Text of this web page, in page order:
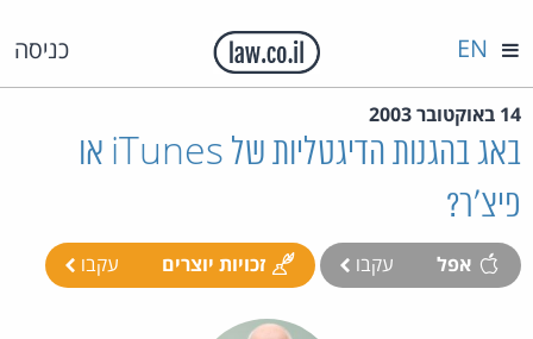
כניסה EN
14 באוקטובר 2003
באג בהגנות הדיגטליות של iTunes או
פיצ'ר?
אפל עקבו זכויות יוצרים עקבו